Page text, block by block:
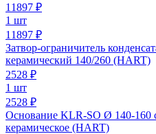
11897 ₽
1 шт
11897 ₽
Затвор-ограничитель
керамический 140/260 (HART)
2528 ₽
1 шт
2528 ₽
Основание KLR-SO Ø 140-160
керамическое (HART)